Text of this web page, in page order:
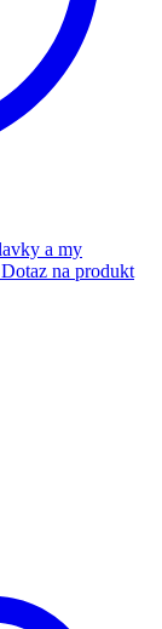
a my
Dotaz na produkt